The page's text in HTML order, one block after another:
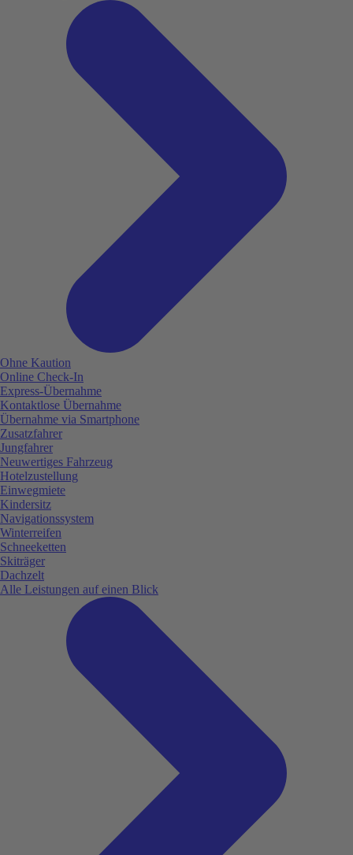
Ohne Kaution
Online Check-In
Express-Übernahme
Kontaktlose Übernahme
Übernahme via Smartphone
Zusatzfahrer
Jungfahrer
Neuwertiges Fahrzeug
Hotelzustellung
Einwegmiete
Kindersitz
Navigationssystem
Winterreifen
Schneeketten
Skiträger
Dachzelt
Alle Leistungen auf einen Blick